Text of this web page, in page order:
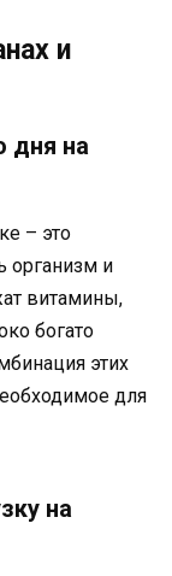
и
дня на
– это
организм и
витамины,
богато
этих
для
на